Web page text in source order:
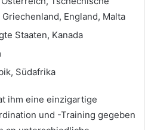
England, Malta
Staaten, Kanada
Südafrika
ihm eine einzigartige
und -Training gegeben